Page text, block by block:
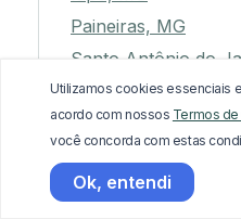
Paineiras, MG
Santo Antônio do
Unaí, MG
Guaraciaba, MG
Piranguinho, MG
Utilizamos cookies essenciais
acordo com nossos Termos
você concorda com estas
Ok, entendi